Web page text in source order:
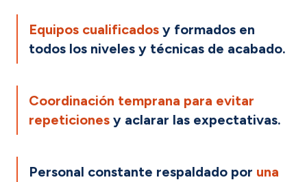
Equipos cualificados y formados en
todos los niveles y técnicas de acabado.
Coordinación temprana para evitar
repeticiones y aclarar las expectativas.
Personal constante respaldado por una